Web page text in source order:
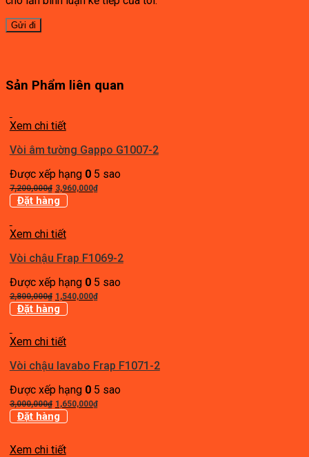
Sản Phẩm liên quan
Xem chi tiết
Vòi âm tường Gappo G1007-2
Được xếp hạng 05 sao
7,200,000₫ Giá
gốc
7,200,000₫.
3,960,000₫Giá
Đặt hàng
Xem chi tiết
Vòi chậu Frap F1069-2
Được xếp hạng 05 sao
2,800,000₫ Giá
gốc
2,800,000₫.
1,540,000₫Giá
Đặt hàng
Xem chi tiết
Vòi chậu lavabo Frap F1071-2
Được xếp hạng 05 sao
3,000,000₫ Giá
gốc
3,000,000₫.
1,650,000₫Giá
Đặt hàng
Xem chi tiết